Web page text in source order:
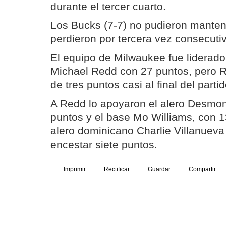
durante el tercer cuarto.
Los Bucks (7-7) no pudieron
perdieron por tercera vez
El equipo de Milwaukee fue
Michael Redd con 27 puntos, pero
de tres puntos casi al final del
A Redd lo apoyaron el alero
puntos y el base Mo Williams, con
alero dominicano Charlie
encestar siete puntos.
Imprimir Rectificar Guardar Compartir